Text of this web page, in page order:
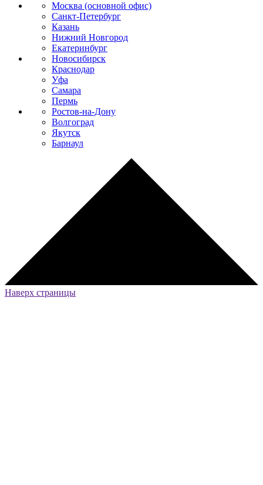
Москва (основной офис)
Санкт-Петербург
Казань
Нижний Новгород
Екатеринбург
Новосибирск
Краснодар
Уфа
Самара
Пермь
Ростов-на-Дону
Волгоград
Якутск
Барнаул
Наверх страницы